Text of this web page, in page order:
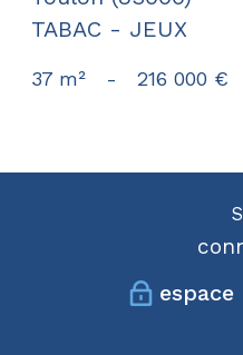
TABAC - JEUX
37 m² - 216 000 €